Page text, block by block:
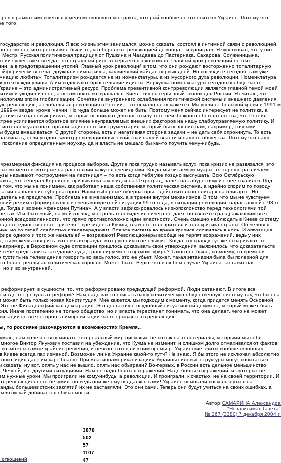
в рамках имевшегося у меня московского контракта, который вообще не относится к Украине. Потому что
того.
и революция. Я всю жизнь этим занимался, можно сказать, состоял в интимной связи с революцией.
не менее интересны мне были те, кто боролся с революцией до конца – и проиграл. Я чувствовал, что у них
Русская политическая традиция от Пушкина и Чаадаева до Пастернака, Сахарова, Солженицына,
существует всегда, это страшный риск, теперь его плохо помнят. Главный урок революций не в их
а в предотвращении утопий. Главный урок революций в том, что они рождают восторженно тоталитарную
весела, дружна и симпатична, как киевский майдан первых дней. Но поглядите сегодня: там уже
«нацию любить». Тоталитаризм рождается не из номенклатуры, а из мусорного духа революции. Номенклатура
вожди улицы. А им подпевают брюссельские идиоты. Верхушка номенклатуры сегодня вообще часто
– это административный ресурс. Проблема превентивной контрреволюции является главной темой моей
и уходил из нее, а потом опять возвращался. Киев – очень серьезный звонок для России. Я считаю, что
эпохи глобализации. Сочетание внутреннего ослабления политической системы и внешнего давления,
революцию, а глобальная революция в России – этого мало не покажется. Мы ушли от большой крови в 1991-м
м везде, кроме Чечни. Но чуда больше может не быть. Поэтому меня сейчас интересует не политика, а
на новых рисках, которые возникают для нас в силу того неизбежного обстоятельства, что Россия
усиливается обратное влияние неуправляемых внешних факторов на нашу слабоуправляемую политику. И
организационного инструментария, который бы позволил нам, например, точными
вмешиваться. С другой стороны, есть и негативная сторона задачи – не дать себя опрокинуть. То есть
если угодно, «контрреволюционные свойства» нашей власти и нашего общества. Потому что наше
определенным ноу-хау, да и власть не мешало бы как-то поучить чему-нибудь.
фиксация на процессе выборов. Другие пока трудно называть вслух, пока кризис не развязался, это
моментов, которые на расстоянии кажутся очевидными. Когда мы читаем мемуары, то хорошо различаем
называют «остроумием на лестнице» – то есть когда тебя уже поздно выслушать. Всю Октябрьскую
что генерал Корнилов, призывая казаков идти на Петроград, залез на табуреточку и с нее свалился. Под
что мы не понимаем, как работает наша собственная политическая система, а идейно спорим по поводу
назначение губернаторов. Наши выборные губернаторы – действительно олигарх на олигархе. Но
на предателе! Проблема не в механизмах, а в трении внутри механизмов. В том, что мы не чувствуем
режим сформировался в очень конкретной ситуации 99-го года, в ситуации революции, нараставшей с 98-го
и возник «феномен Путина». А у власти зафиксировалось низкопоклонство перед технологиями той
так. И избыточный, на мой взгляд, контроль телевидения ничего не дает, он является раздражающим всех
вседозволенности, что прямо противоположно идее властности. Очень смешно наблюдать в Киеве систему
единственного зрителя – президента Кучмы, главного телезрителя и телекритика страны. Он человек
но со своей слабостью к телепередачам. Вся эта система во время кризиса сложилась в ноль. И оппозиция,
одного и того же канала ей – возражают! Революционеры вообще не терпят возражений, ведь у них
можешь говорить: вот святая правда, которую никто не слышит! Когда эту правду тут же оспаривают, то
в Верховном суде оппозиции пришлось доказывать свои утверждения, выяснилось, что доказательств
представить заседание суда, транслируемое в прямом эфире? Такого не было, по-моему, со времени
на телевидение говорить во весь голос, это ее убьет. Может, такая эвтаназия была бы полезной для
более реальная политическая поросль. Может быть. Верю, что в любом случае Украина заставит нас
но и во внутренней.
в сущности, то, что реформировано предыдущей реформой. Люди сатанеют. В итоге все
и где тот результат реформ? Нам надо как-то описать нашу политическую общественную систему так, чтобы она
быть только новая Конституция. Мне кажется, мы подходим к моменту, когда придется менять Основной
не Филадельфийская декларация. Это достаточно неудобный ситуативный документ, который может быть
Иначе постепенно не только общество, но и власть перестанет понимать, что она делает, чего не может
со всех сторон, а импровизации часто срываются в революцию.
то россияне разочаруются в возможностях Кремля...
нам полезно вспоминать, что реальный мир нисколько не похож на телесериалы, которыми мы себя
Виктор Янукович поставил на убеждение, что Кучма не изменит, и слишком долго отмахивался от фактов.
возможны самые крайние решения, и неясно, готов ли к ним премьер. Украинские элиты вообще склонны к
всегда пах изменой. Возможен ли на Украине какой-то путч? Не знаю. Я бы этого не исключал абсолютно.
дает им карт-бланш. При «латиноамериканизации» Украины силовые структуры могут попытаться
сказать: ну вот, опять у нас не вышло, опять нас обыграли? Во-первых, в России есть дельное меньшинство
и с другими ситуациями. Нам не надо бояться поражений. Надо бояться поражений, из которых не
нужные уроки. Мы проиграли не кому-нибудь, а революции. И проиграли, к счастью, не на своей территории. И
безумия, но ведь они же ему поддались сами! Украине помогали поскользнуться на
большевистских заклятий их не заставляли. Это они сами. Теперь они будут учиться на своих ошибках, а
пускай добивается обучаемости.
Автор:САМАРИНА Александра
"Независимая Газета"
№ 267 (3380) 7 декабря 2004 г.
3878
502
57
1107
отношений 47